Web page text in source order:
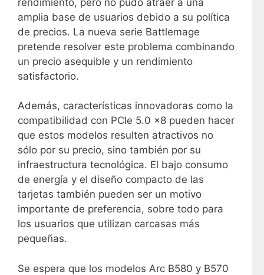
amplia base de usuarios debido a su política
de precios. La nueva serie Battlemage
pretende resolver este problema combinando
un precio asequible y un rendimiento
satisfactorio.
Además, características innovadoras como la
compatibilidad con PCIe 5.0 x8 pueden hacer
que estos modelos resulten atractivos no
sólo por su precio, sino también por su
infraestructura tecnológica. El bajo consumo
de energía y el diseño compacto de las
tarjetas también pueden ser un motivo
importante de preferencia, sobre todo para
los usuarios que utilizan carcasas más
pequeñas.
Se espera que los modelos Arc B580 y B570